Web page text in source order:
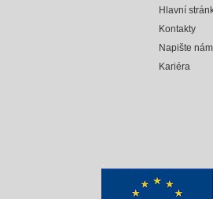
Hlavní
Kontakty
Napište nám
Kariéra